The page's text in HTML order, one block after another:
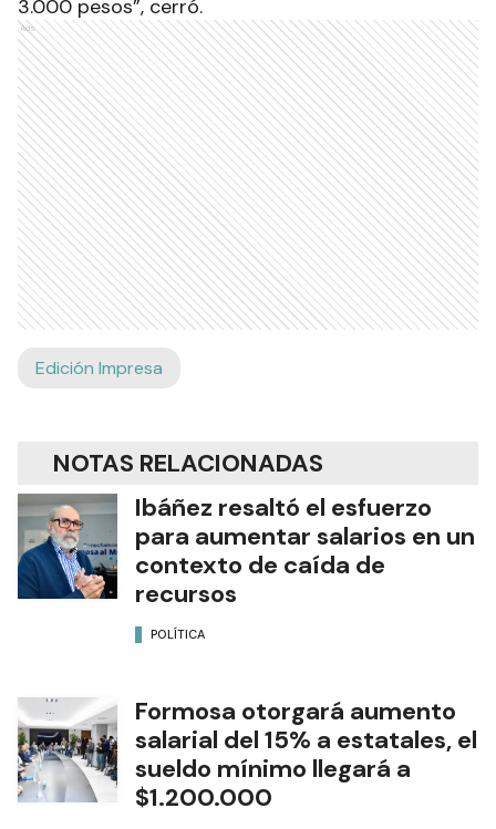
3.000 pesos”, cerró.
Ads
Edición Impresa
NOTAS RELACIONADAS
Ibáñez resaltó el esfuerzo
para aumentar salarios en un
contexto de caída de
recursos
POLÍTICA
Formosa otorgará aumento
salarial del 15% a estatales, el
sueldo mínimo llegará a
$1.200.000